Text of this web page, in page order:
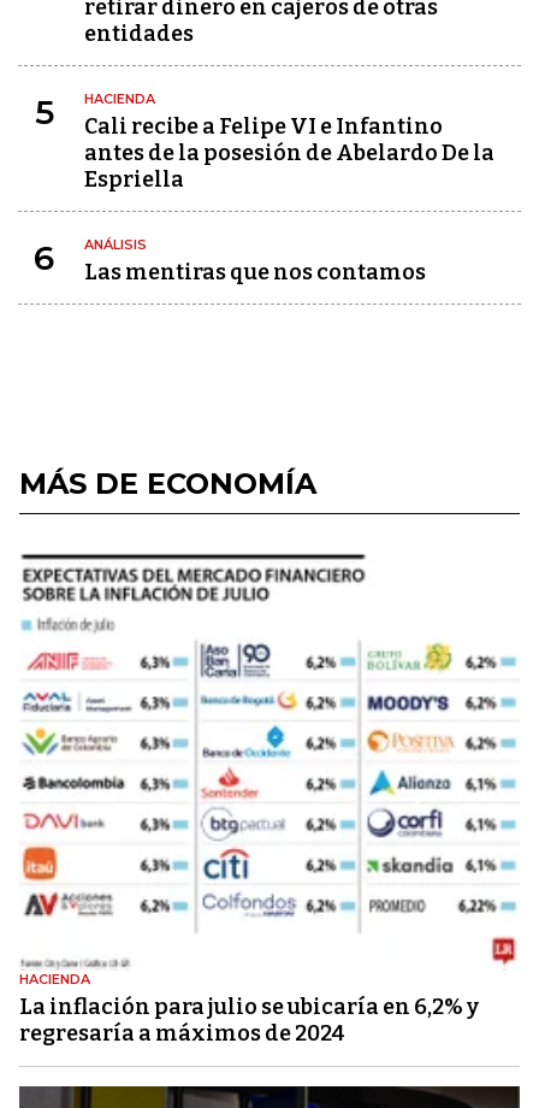
retirar dinero en cajeros de otras
entidades
5 HACIENDA
Cali recibe a Felipe VI e Infantino
antes de la posesión de Abelardo De la
Espriella
6 ANÁLISIS
Las mentiras que nos contamos
MÁS DE ECONOMÍA
HACIENDA
La inflación para julio se ubicaría en 6,2% y
regresaría a máximos de 2024